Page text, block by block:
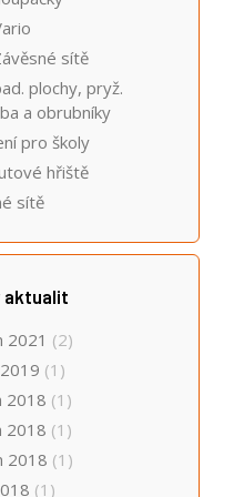
sítě
plochy, pryž.
a obrubníky
pro školy
hřiště
sítě
aktualit
2021 (2)
(1)
2018 (1)
2018 (1)
2018 (1)
(1)